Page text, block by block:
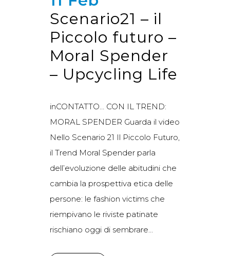
Scenario21 – il
Piccolo futuro –
Moral Spender
– Upcycling Life
inCONTATTO… CON IL TREND:
MORAL SPENDER Guarda il video
Nello Scenario 21 Il Piccolo Futuro,
il Trend Moral Spender parla
dell’evoluzione delle abitudini che
cambia la prospettiva etica delle
persone: le fashion victims che
riempivano le riviste patinate
rischiano oggi di sembrare...